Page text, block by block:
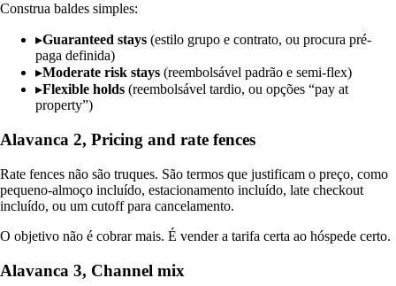
Construa baldes simples:
▸Guaranteed stays (estilo grupo e contrato, ou procura pré-
paga definida)
▸Moderate risk stays (reembolsável padrão e semi-flex)
▸Flexible holds (reembolsável tardio, ou opções “pay at
property”)
Alavanca 2, Pricing and rate fences
Rate fences não são truques. São termos que justificam o preço, como
pequeno-almoço incluído, estacionamento incluído, late checkout
incluído, ou um cutoff para cancelamento.
O objetivo não é cobrar mais. É vender a tarifa certa ao hóspede certo.
Alavanca 3, Channel mix